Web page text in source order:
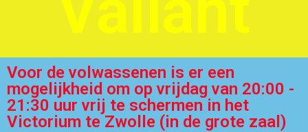
Voor de volwassenen is er een
mogelijkheid om op vrijdag van 20:00 -
21:30 uur vrij te schermen in het
Victorium te Zwolle (in de grote zaal)